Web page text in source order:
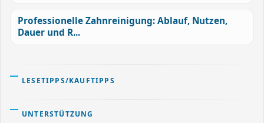
Professionelle Zahnreinigung: Ablauf, Nutzen,
Dauer und R...
LESETIPPS/KAUFTIPPS
UNTERSTÜTZUNG